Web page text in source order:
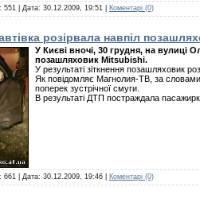
551 | Дата: 30.12.2009, 19:51 Коментарі (0)
розірвала навпіл
У Києві вночі, 30 грудня, на вулиці
позашляховик Mitsubishi.
У результаті зіткнення позашляховик
Як повідомляє Магнолия-ТВ, за словами
поперек зустрічної смуги.
В результаті ДТП постраждала
661 | Дата: 30.12.2009, 19:46 Коментарі (0)